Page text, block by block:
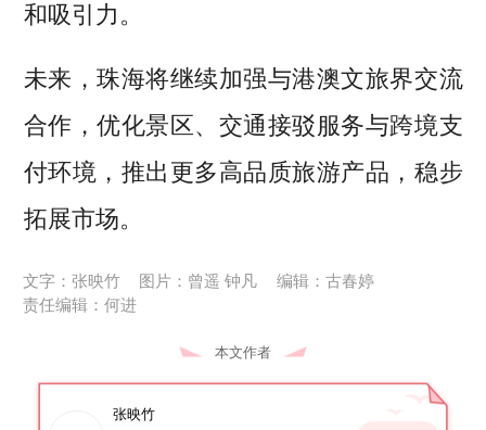
和吸引力。
未来，珠海将继续加强与港澳文旅界交流
合作，优化景区、交通接驳服务与跨境支
付环境，推出更多高品质旅游产品，稳步
拓展市场。
文字：张映竹 图片：曾遥 钟凡
编辑：古春婷
责任编辑：何进
本文作者
张映竹